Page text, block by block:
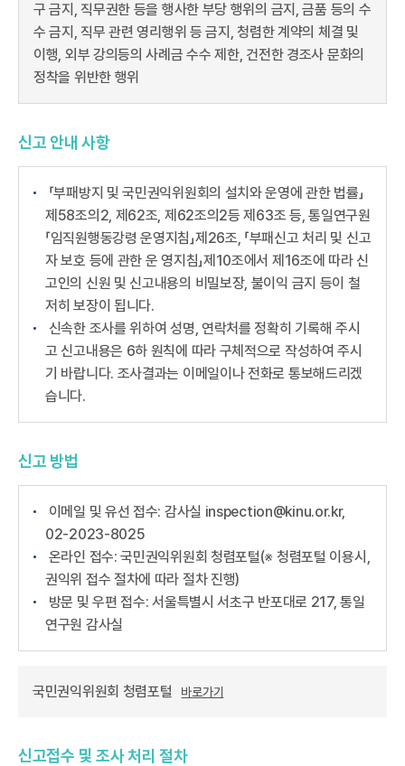
구 금지, 직무권한 등을 행사한 부당 행위의 금지, 금품 등의 수
수 금지, 직무 관련 영리행위 등 금지, 청렴한 계약의 체결 및
이행, 외부 강의등의 사례금 수수 제한, 건전한 경조사 문화의
정착을 위반한 행위
신고 안내 사항
「부패방지 및 국민권익위원회의 설치와 운영에 관한 법률」
제58조의2, 제62조, 제62조의2등 제63조 등, 통일연구원
「임직원행동강령 운영지침」제26조, 「부패신고 처리 및 신고
자 보호 등에 관한 운 영지침」제10조에서 제16조에 따라 신
고인의 신원 및 신고내용의 비밀보장, 불이익 금지 등이 철
저히 보장이 됩니다.
신속한 조사를 위하여 성명, 연락처를 정확히 기록해 주시
고 신고내용은 6하 원칙에 따라 구체적으로 작성하여 주시
기 바랍니다. 조사결과는 이메일이나 전화로 통보해드리겠
습니다.
신고 방법
이메일 및 유선 접수: 감사실 inspection@kinu.or.kr,
02-2023-8025
온라인 접수: 국민권익위원회 청렴포털(※ 청렴포털 이용시,
권익위 접수 절차에 따라 절차 진행)
방문 및 우편 접수: 서울특별시 서초구 반포대로 217, 통일
연구원 감사실
국민권익위원회 청렴포털 바로가기
신고접수 및 조사 처리 절차